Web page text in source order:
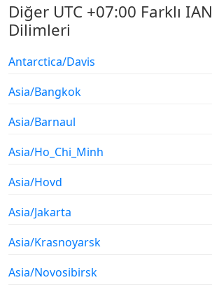
Diğer UTC +07:00 Farklı
Dilimleri
Antarctica/Davis
Asia/Bangkok
Asia/Barnaul
Asia/Ho_Chi_Minh
Asia/Hovd
Asia/Jakarta
Asia/Krasnoyarsk
Asia/Novosibirsk